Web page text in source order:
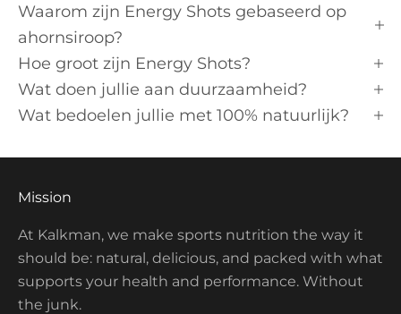
Waarom zijn Energy Shots gebaseerd op
ahornsiroop?
Hoe groot zijn Energy Shots?
Wat doen jullie aan duurzaamheid?
Wat bedoelen jullie met 100% natuurlijk?
Mission
At Kalkman, we make sports nutrition the way it
should be: natural, delicious, and packed with what
supports your health and performance. Without
the junk.